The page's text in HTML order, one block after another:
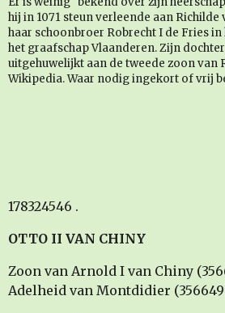
hij in 1071 steun verleende aan
haar schoonbroer Robrecht I de Fries
het graafschap Vlaanderen. Zijn
uitgehuwelijkt aan de tweede zoon van
Wikipedia. Waar nodig ingekort of vrij
178324546 .
OTTO II VAN CHINY
Zoon van Arnold I van Chiny
Adelheid van Montdidier